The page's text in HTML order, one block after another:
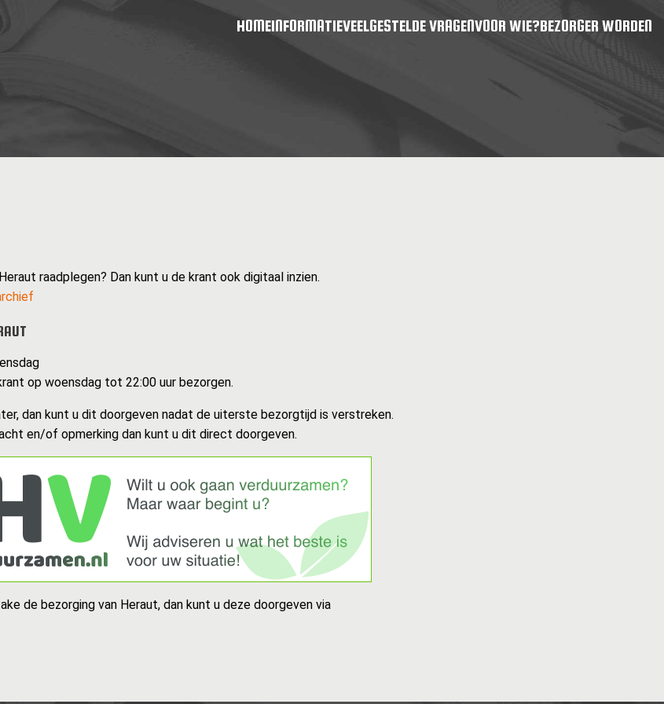
HOMEINFORMATIEVEELGESTELDE VRAGENVOOR WIE?BEZORGER WORDEN
raadplegen? Dan kunt u de krant ook digitaal inzien.
op woensdag tot 22:00 uur bezorgen.
dan kunt u dit doorgeven nadat de uiterste bezorgtijd is verstreken.
en/of opmerking dan kunt u dit direct doorgeven.
de bezorging van Heraut, dan kunt u deze doorgeven via